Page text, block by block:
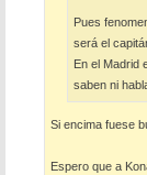
Pues
será el
En el Madrid
saben ni
Si encima fuese
Espero que a